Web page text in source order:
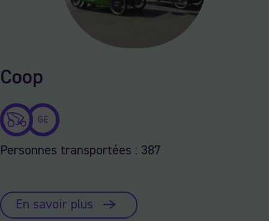
Coop
GE
Personnes transportées : 387
En savoir plus